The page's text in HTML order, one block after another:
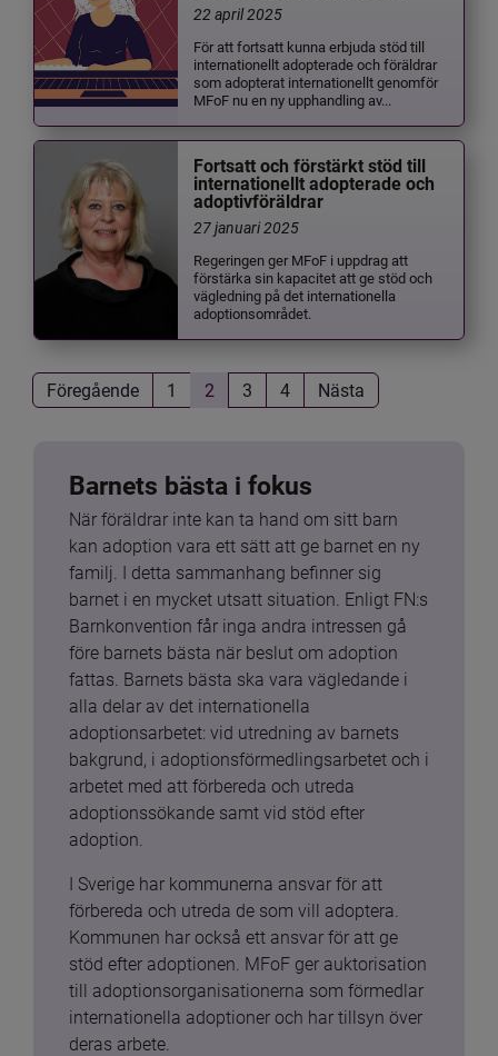
22 april 2025
För att fortsatt kunna erbjuda stöd till
internationellt adopterade och föräldrar
som adopterat internationellt genomför
MFoF nu en ny upphandling av...
Fortsatt och förstärkt stöd till
internationellt adopterade och
adoptivföräldrar
27 januari 2025
Regeringen ger MFoF i uppdrag att
förstärka sin kapacitet att ge stöd och
vägledning på det internationella
adoptionsområdet.
Föregående 1 2 3 4 Nästa
Barnets bästa i fokus
När föräldrar inte kan ta hand om sitt barn
kan adoption vara ett sätt att ge barnet en ny
familj. I detta sammanhang befinner sig
barnet i en mycket utsatt situation. Enligt FN:s
Barnkonvention får inga andra intressen gå
före barnets bästa när beslut om adoption
fattas. Barnets bästa ska vara vägledande i
alla delar av det internationella
adoptionsarbetet: vid utredning av barnets
bakgrund, i adoptionsförmedlingsarbetet och i
arbetet med att förbereda och utreda
adoptionssökande samt vid stöd efter
adoption.
I Sverige har kommunerna ansvar för att
förbereda och utreda de som vill adoptera.
Kommunen har också ett ansvar för att ge
stöd efter adoptionen. MFoF ger auktorisation
till adoptionsorganisationerna som förmedlar
internationella adoptioner och har tillsyn över
deras arbete.